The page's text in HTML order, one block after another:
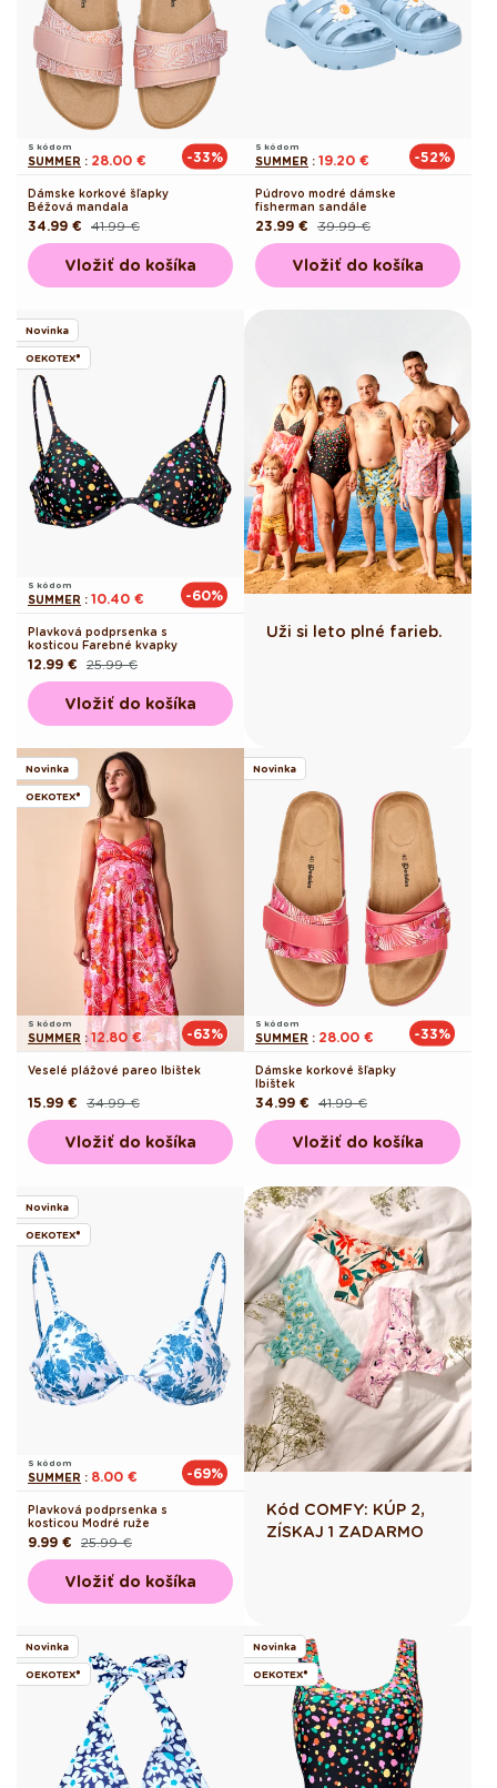
S kódom
SUMMER : 28.00 € -33%
Dámske korkové šľapky
Béžová mandala
Pôvodná
cena
41.99 €
Akciová
cena
34.99 €
Vložiť do košíka
S kódom
SUMMER : 19.20 € -52%
Púdrovo modré dámske
fisherman sandále
Pôvodná
cena
39.99 €
Akciová
cena
23.99 €
Vložiť do košíka
Novinka
OEKOTEX®
S kódom
SUMMER : 10.40 € -60%
Plavková podprsenka s
kosticou Farebné kvapky
Pôvodná
cena
25.99 €
Akciová
cena
12.99 €
Vložiť do košíka
Uži si leto plné farieb.
Novinka
OEKOTEX®
S kódom
SUMMER :12.80 € -63%
Veselé plážové pareo Ibištek
Pôvodná
cena
34.99 €
Akciová
cena
15.99 €
Vložiť do košíka
Novinka
S kódom
SUMMER : 28.00 € -33%
Dámske korkové šľapky
Ibištek
Pôvodná
cena
41.99 €
Akciová
cena
34.99 €
Vložiť do košíka
Novinka
OEKOTEX®
S kódom
SUMMER : 8.00 € -69%
Plavková podprsenka s
kosticou Modré ruže
Pôvodná
cena
25.99 €
Akciová
cena
9.99 €
Vložiť do košíka
Kód COMFY: KÚP 2,
ZÍSKAJ 1 ZADARMO
Novinka
OEKOTEX®
Novinka
OEKOTEX®